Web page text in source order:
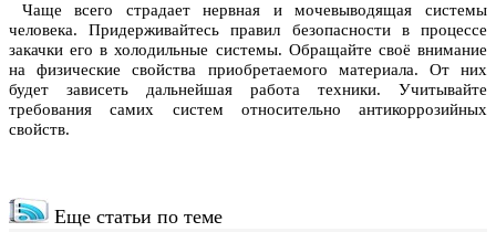
Чаще всего страдает нервная и мочевыводящая системы
человека. Придерживайтесь правил безопасности в процессе
закачки его в холодильные системы. Обращайте своё внимание
на физические свойства приобретаемого материала. От них
будет зависеть дальнейшая работа техники. Учитывайте
требования самих систем относительно антикоррозийных
свойств.
Еще статьи по теме